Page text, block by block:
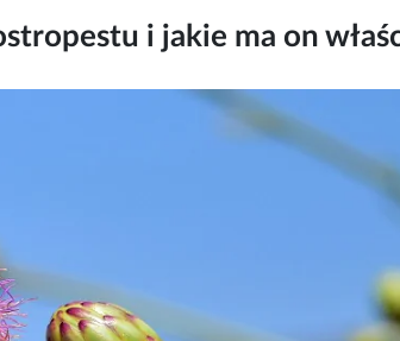
i jakie ma on